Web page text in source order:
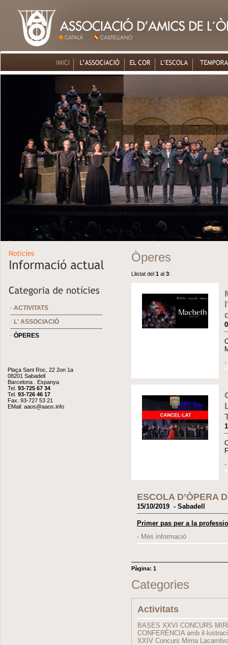
· ACTIVITATS
· L' ASSOCIACIÓ
· ÒPERES
Plaça Sant Roc, 22 2on 1a
08201 Sabadell
Barcelona . Espanya
Tel. 93-725 67 34
Tel. 93-726 46 17
Fax. 93-727 53 21
EMail: aaos@aaos.info
Òperes
Llistat del 1 al 3:
·
·
ESCOLA D’ÒPERA
15/10/2019 - Sabadell
Primer pas per a la
· Més informació
Pàgina: 1
Categories
Activitats
BASES XXVI CONCURS
CONFERÈNCIA amb
XXIV Concurs Mirna